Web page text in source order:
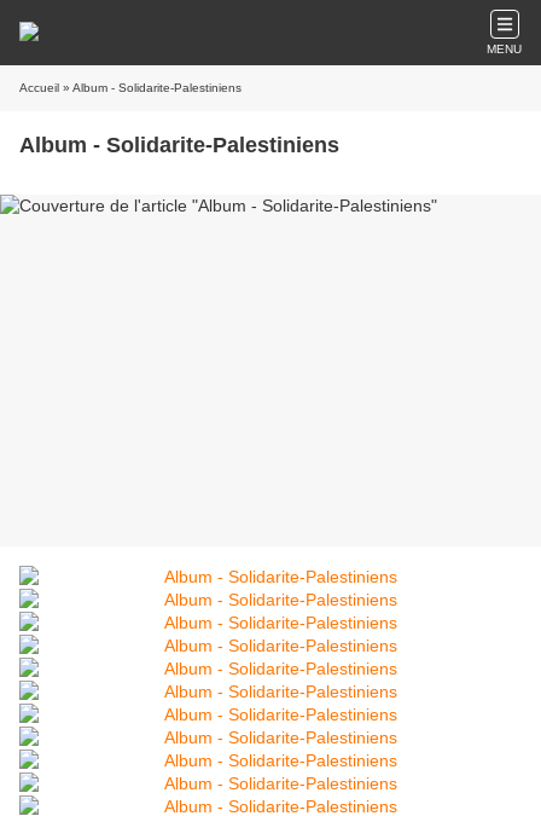
MENU
Accueil » Album - Solidarite-Palestiniens
Album - Solidarite-Palestiniens